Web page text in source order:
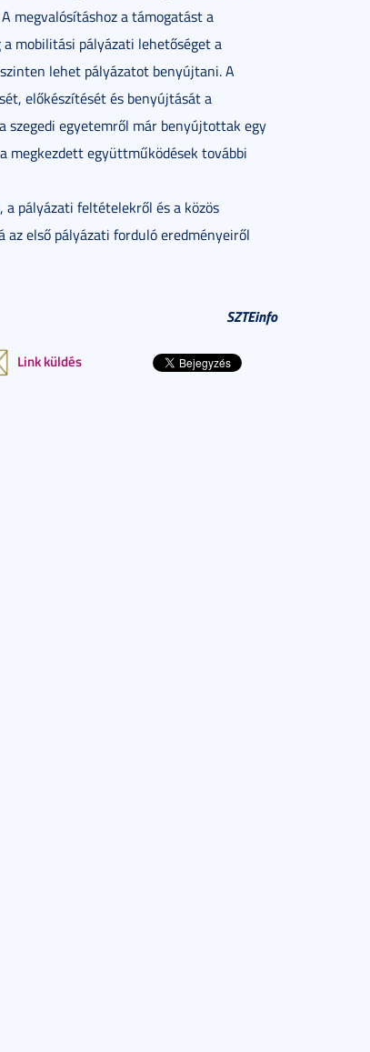
megvalósításhoz a támogatást a
mobilitási pályázati lehetőséget a
lehet pályázatot benyújtani. A
előkészítését és benyújtását a
szegedi egyetemről már benyújtottak egy
megkezdett együttműködések további
pályázati feltételekről és a közös
első pályázati forduló eredményeiről
SZTEinfo
Link küldés